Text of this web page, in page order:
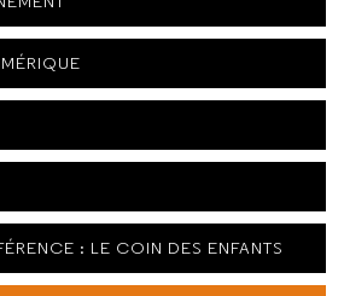
: LE COIN DES ENFANTS